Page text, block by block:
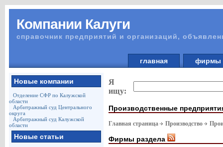
Компании Калуги
справочник предприятий и организаций,
главная
Новые компании
Отделение СФР по Калужской
области
Арбитражный суд Центрального
округа
Арбитражный суд Калужской
области
Новые статьи
Я
ищу:
Производственные
Главная страница Производство
Фирмы раздела